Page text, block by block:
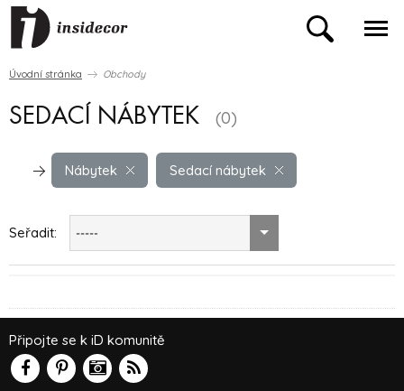
Úvodní stránka Obchody
SEDACÍ NÁBYTEK (0)
Nábytek Sedací nábytek
Seřadit: -----
Připojte se k iD komunitě